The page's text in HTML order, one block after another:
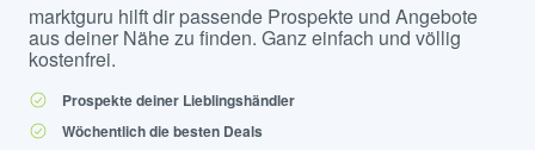
marktguru hilft dir passende Prospekte und Angebote
aus deiner Nähe zu finden. Ganz einfach und völlig
kostenfrei.
Prospekte deiner Lieblingshändler
Wöchentlich die besten Deals